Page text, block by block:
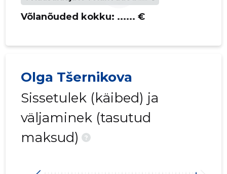
Võlanõuded kokku: ...... €
Olga Tšernikova
Sissetulek (käibed) ja
väljaminek (tasutud
maksud)
?